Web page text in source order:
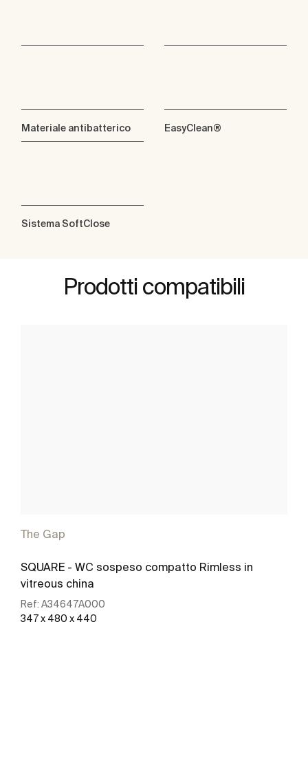
Materiale antibatterico EasyClean®
Sistema SoftClose
Prodotti compatibili
The Gap
SQUARE - WC sospeso compatto Rimless in
vitreous china
Ref: A34647A000
347 x 480 x 440